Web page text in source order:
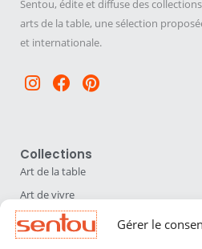
Gérer le
Sentou, édite et diffuse des
arts de la table, une sélection
et internationale.
Instagram
Facebook
Pinterest
Collections
Art de la table
Art de vivre
Déco
Luminaires